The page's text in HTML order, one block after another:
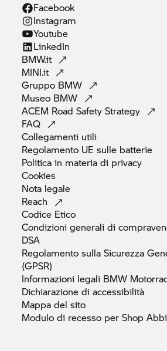
Facebook
Instagram
Youtube
LinkedIn
BMW.it
MINI.it
Gruppo BMW
Museo BMW
ACEM Road SafetyStrategy
FAQ
Collegamenti utili
Regolamento UE sulle batterie
Politica in materia di privacy
Cookies
Nota legale
Reach
Codice Etico
Condizioni generali di
DSA
Regolamento sulla Sicurezza
(GPSR)
Informazioni legali BMW
Dichiarazione diaccessibilità
Mappa delsito
Modulo di recesso per Shop